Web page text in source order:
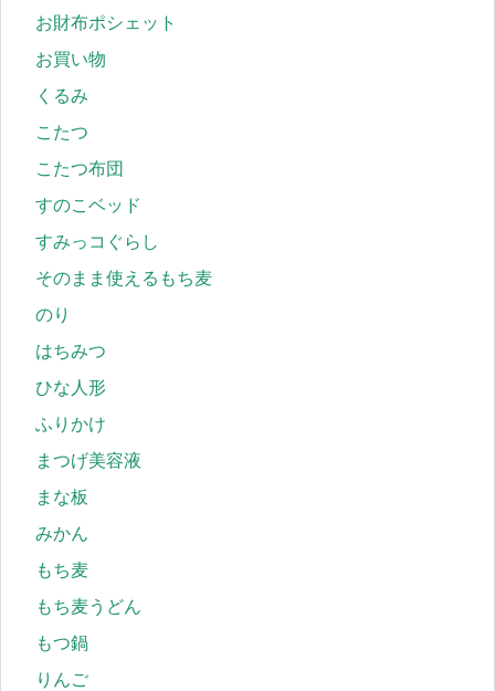
お財布ポシェット
お買い物
くるみ
こたつ
こたつ布団
すのこベッド
すみっコぐらし
そのまま使えるもち麦
のり
はちみつ
ひな人形
ふりかけ
まつげ美容液
まな板
みかん
もち麦
もち麦うどん
もつ鍋
りんご